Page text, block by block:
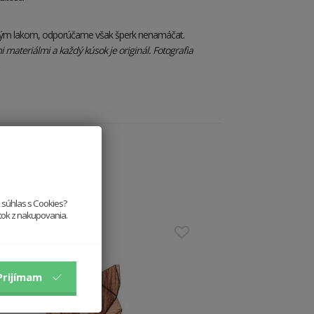
lakom, odporúčame však šperk nenamáčat.
a každý kúsok je originál. Fotografia
s Cookies?
z nakupovania.